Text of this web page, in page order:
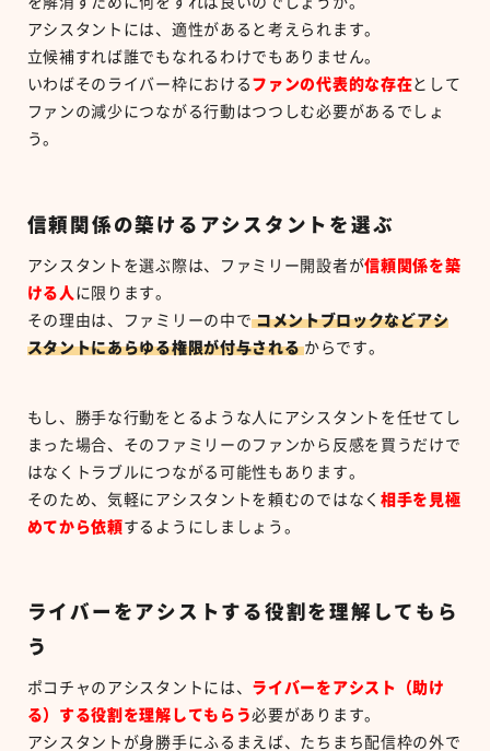
アシスタントには、適性があると考えられます。
立候補すれば誰でもなれるわけでもありません。
いわばそのライバー枠における ファンの代表的な存在として
ファンの減少につながる行動はつつしむ必要があるでしょ
う。
信頼関係の築けるアシスタントを選ぶ
アシスタントを選ぶ際は、ファミリー開設者が信頼関係を築
ける人 に限ります。
その理由は、ファミリーの中で コメントブロックなどアシ
スタントにあらゆる権限が付与される からです。
もし、勝手な行動をとるような人にアシスタントを任せてし
まった場合、そのファミリーのファンから反感を買うだけで
はなくトラブルにつながる可能性もあります。
そのため、気軽にアシスタントを頼むのではなく 相手を見極
めてから依頼するようにしましょう。
ライバーをアシストする役割を理解してもら
う
ポコチャのアシスタントには、 ライバーをアシスト（助け
る）する役割を理解してもらう必要があります。
アシスタントが身勝手にふるまえば、たちまち配信枠の外で